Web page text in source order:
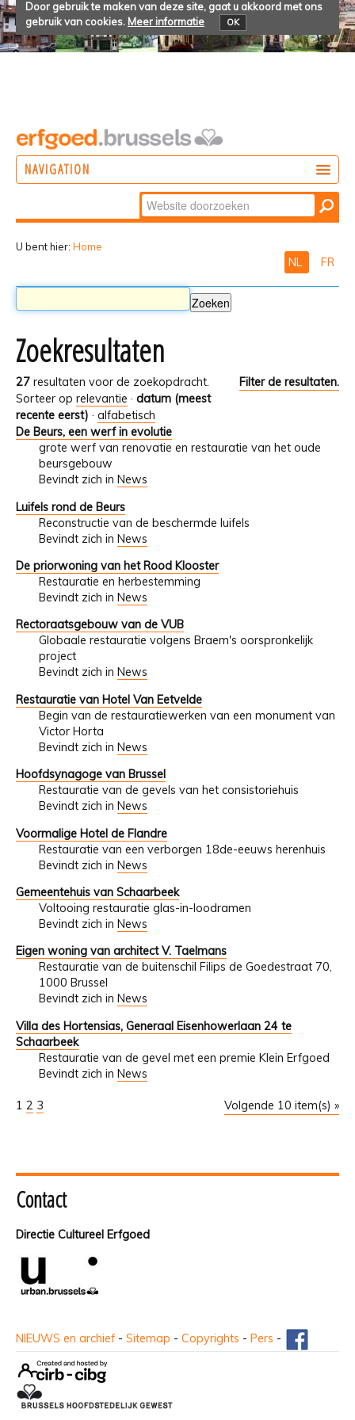
Door gebruik te maken van deze site, gaat u akkoord met ons
gebruik van cookies. Meer informatie OK
NAVIGATION
Zoek
Geavanceerd
U bent hier: Home
NL FR
Zoekresultaten
27 resultaten voor de zoekopdracht.
Filter de resultaten.
Sorteer op relevantie · datum (meest
recente eerst) · alfabetisch
De Beurs, een werf in evolutie
grote werf van renovatie en restauratie van het oude
beursgebouw
Bevindt zich in News
Luifels rond de Beurs
Reconstructie van de beschermde luifels
Bevindt zich in News
De priorwoning van het Rood Klooster
Restauratie en herbestemming
Bevindt zich in News
Rectoraatsgebouw van de VUB
Globaale restauratie volgens Braem's oorspronkelijk
project
Bevindt zich in News
Restauratie van Hotel Van Eetvelde
Begin van de restauratiewerken van een monument van
Victor Horta
Bevindt zich in News
Hoofdsynagoge van Brussel
Restauratie van de gevels van het consistoriehuis
Bevindt zich in News
Voormalige Hotel de Flandre
Restauratie van een verborgen 18de-eeuws herenhuis
Bevindt zich in News
Gemeentehuis van Schaarbeek
Voltooing restauratie glas-in-loodramen
Bevindt zich in News
Eigen woning van architect V. Taelmans
Restauratie van de buitenschil Filips de Goedestraat 70,
1000 Brussel
Bevindt zich in News
Villa des Hortensias, Generaal Eisenhowerlaan 24 te
Schaarbeek
Restauratie van de gevel met een premie Klein Erfgoed
Bevindt zich in News
Volgende 10 item(s) »
1 2 3
Contact
Directie Cultureel Erfgoed
NIEUWS en archief - Sitemap - Copyrights - Pers -